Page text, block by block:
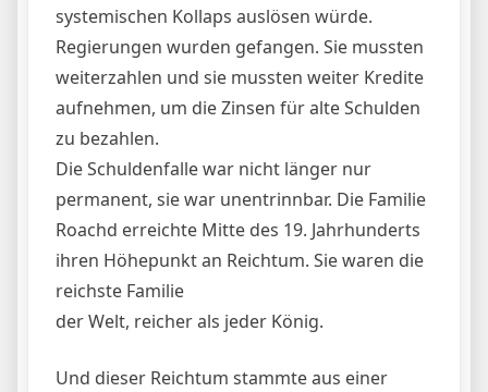
systemischen Kollaps auslösen würde.
Regierungen wurden gefangen. Sie mussten
weiterzahlen und sie mussten weiter Kredite
aufnehmen, um die Zinsen für alte Schulden
zu bezahlen.
Die Schuldenfalle war nicht länger nur
permanent, sie war unentrinnbar. Die Familie
Roachd erreichte Mitte des 19. Jahrhunderts
ihren Höhepunkt an Reichtum. Sie waren die
reichste Familie
der Welt, reicher als jeder König.
Und dieser Reichtum stammte aus einer